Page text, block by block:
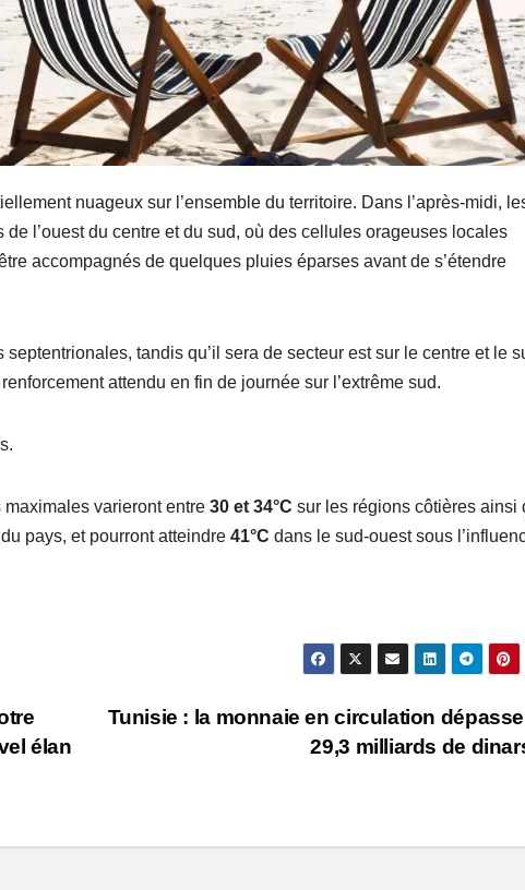
nuageux sur l’ensemble du territoire. Dans l’après-midi,
l’ouest du centre et du sud, où des cellules orageuses locales
accompagnés de quelques pluies éparses avant de s’étendre
tandis qu’il sera de secteur est sur le centre et le
attendu en fin de journée sur l’extrême sud.
varieront entre 30 et 34°C sur les régions côtières ainsi
pays, et pourront atteindre 41°C dans le sud-ouest sous
Tunisie : la monnaie en circulation
29,3 milliards de
élan